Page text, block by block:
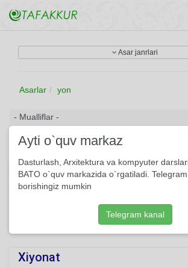
Asar janrlari
Asarlar yon
Sohilini qayraydi dengiz...
Sohilini qayraydi dengiz. Tun-kun qayrar
Usmon Azim
Xiyonat
Ayti o`quv markaz
Dasturlash, Arxitektura va kompyuter
BATO o`quv markazida o`rgatiladi.
borishingiz mumkin
Telegram kanal